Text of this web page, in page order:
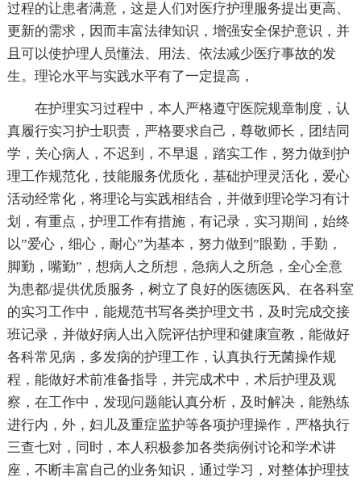
过程的让患者满意，这是人们对医疗护理服务提出更高、
更新的需求，因而丰富法律知识，增强安全保护意识，并
且可以使护理人员懂法、用法、依法减少医疗事故的发
生。理论水平与实践水平有了一定提高，
在护理实习过程中，本人严格遵守医院规章制度，认
真履行实习护士职责，严格要求自己，尊敬师长，团结同
学，关心病人，不迟到，不早退，踏实工作，努力做到护
理工作规范化，技能服务优质化，基础护理灵活化，爱心
活动经常化，将理论与实践相结合，并做到理论学习有计
划，有重点，护理工作有措施，有记录，实习期间，始终
以”爱心，细心，耐心”为基本，努力做到”眼勤，手勤，
脚勤，嘴勤”，想病人之所想，急病人之所急，全心全意
为患都/提供优质服务，树立了良好的医德医风、在各科室
的实习工作中，能规范书写各类护理文书，及时完成交接
班记录，并做好病人出入院评估护理和健康宣教，能做好
各科常见病，多发病的护理工作，认真执行无菌操作规
程，能做好术前准备指导，并完成术中，术后护理及观
察，在工作中，发现问题能认真分析，及时解决，能熟练
进行内，外，妇儿及重症监护等各项护理操作，严格执行
三查七对，同时，本人积极参加各类病例讨论和学术讲
座，不断丰富自己的业务知识，通过学习，对整体护理技